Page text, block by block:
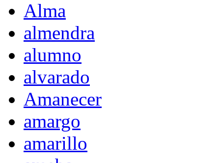
Alma
almendra
alumno
alvarado
Amanecer
amargo
amarillo